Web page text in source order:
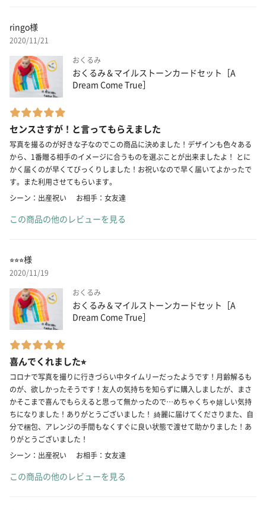
ringo様
2020/11/21
おくるみ
おくるみ＆マイルストーンカードセット［A
Dream Come True］
センスさすが！と言ってもらえました
写真を撮るのが好きな子なのでこの商品に決めました！デザインも色々ある
から、1番贈る相手のイメージに合うものを選ぶことが出来ましたよ！ とに
かく届くのが早くてびっくりしました！お祝いなので早く届いてよかったで
す。また利用させてもらいます。
シーン：出産祝い
お相手：女友達
この商品の他のレビューを見る
⭐︎⭐︎⭐︎様
2020/11/19
おくるみ
おくるみ＆マイルストーンカードセット［A
Dream Come True］
喜んでくれました⭐︎
コロナで写真を撮りに行きづらい中タイムリーだったようです！月齢解るも
のが、欲しかったそうです！友人の気持ちを知らずに購入しましたが、まさ
かそこまで喜んでもらえると思って無かったので…めちゃくちゃ嬉しい気持
ちになりました！ありがとうございました！ 綺麗に届けてくださりまた、自
分で梱包、アレンジの手間もなくすぐに良い状態で渡せて助かりました！あ
りがとうございました！
シーン：出産祝い
お相手：女友達
この商品の他のレビューを見る